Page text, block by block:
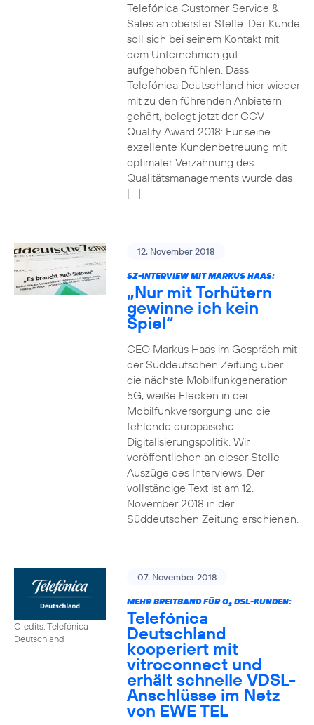
Telefónica Customer Service &
Sales an oberster Stelle. Der Kunde
soll sich bei seinem Kontakt mit
dem Unternehmen gut
aufgehoben fühlen. Dass
Telefónica Deutschland hier wieder
mit zu den führenden Anbietern
gehört, belegt jetzt der CCV
Quality Award 2018: Für seine
exzellente Kundenbetreuung mit
optimaler Verzahnung des
Qualitätsmanagements wurde das
[…]
12. November 2018
SZ-INTERVIEW MIT MARKUS HAAS:
„Nur mit Torhütern
gewinne ich kein
Spiel“
CEO Markus Haas im Gespräch mit
der Süddeutschen Zeitung über
die nächste Mobilfunkgeneration
5G, weiße Flecken in der
Mobilfunkversorgung und die
fehlende europäische
Digitalisierungspolitik. Wir
veröffentlichen an dieser Stelle
Auszüge des Interviews. Der
vollständige Text ist am 12.
November 2018 in der
Süddeutschen Zeitung erschienen.
Credits: Telefónica
Deutschland
07. November 2018
MEHR BREITBAND FÜR O2DSL-KUNDEN:
Telefónica
Deutschland
kooperiert mit
vitroconnect und
erhält schnelle VDSL-
Anschlüsse im Netz
von EWE TEL